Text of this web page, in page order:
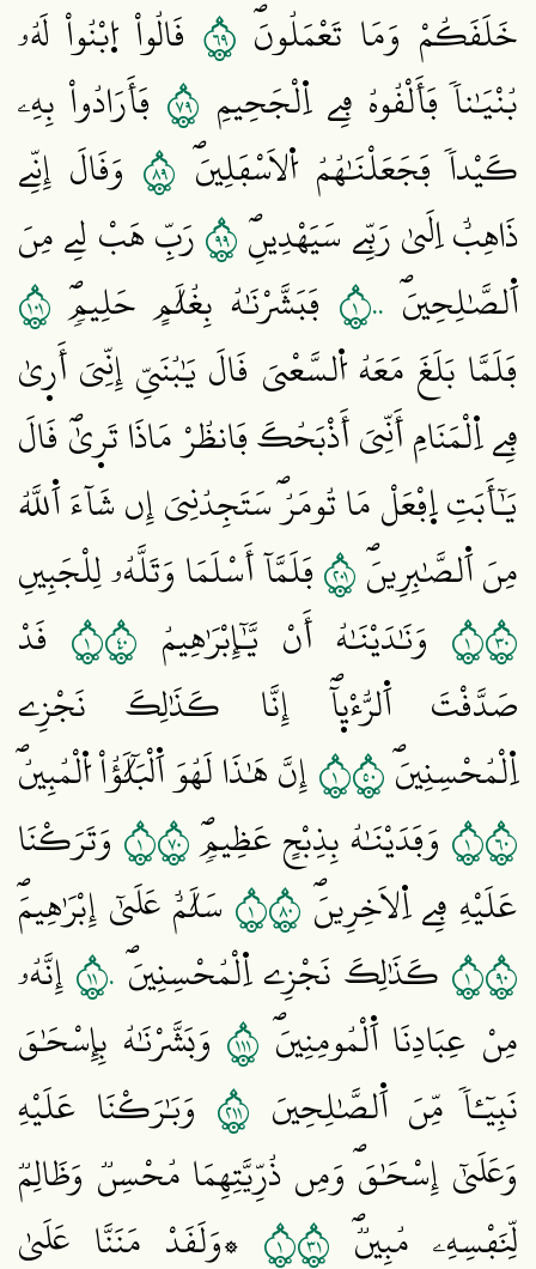
خَلَقَكُمْ وَمَا تَعْمَلُونَۖ ٩٦ قَالُواْ اُ۪بْنُواْ لَهُۥ
بُنْيَٰناٗ فَأَلْقُوهُ فِے اِ۬لْجَحِيمِ ٩٧ فَأَرَادُواْ بِهِۦ
كَيْداٗ فَجَعَلْنَٰهُمُ اُ۬لَاسْفَلِينَۖ ٩٨ وَقَالَ إِنِّے
ذَاهِبٌ اِلَيٰ رَبِّے سَيَهْدِينِۖ٩٩رَبِّ هَبْ لِے مِنَ
اَ۬لصَّٰلِحِينَۖ ١٠٠ فَبَشَّرْنَٰهُ بِغُلَٰمٍ حَلِيمٖۖ ١٠١
فَلَمَّا بَلَغَ مَعَهُ اُ۬لسَّعْيَ قَالَ يَٰبُنَيِّ إِنِّيَ أَر۪يٰ
فِے اِ۬لْمَنَامِ أَنِّيَ أَذْبَحُكَ فَانظُرْ مَاذَا تَر۪يٰۖ قَالَ
يَٰٓأَبَتِ اِ۪فْعَلْ مَا تُومَرُۖ سَتَجِدُنِيَ إِن شَآءَ اَ۬للَّهُ
مِنَ اَ۬لصَّٰبِرِينَۖ١٠٢فَلَمَّآ أَسْلَمَا وَتَلَّهُۥ لِلْجَبِينِ
١٠٣ وَنَٰدَيْنَٰهُ أَنْ يَّٰٓإِبْرَٰهِيمُ ١٠٤ قَدْ
صَدَّقْتَ اَ۬لرُّءْي۪آۖ إِنَّا كَذَٰلِكَ نَجْزِے
اِ۬لْمُحْسِنِينَۖ١٠٥إِنَّ هَٰذَا لَهُوَ اَ۬لْبَلَٰٓؤُاْ اُ۬لْمُبِينُۖ
١٠٦ وَفَدَيْنَٰهُ بِذِبْحٍ عَظِيمٖۖ١٠٧ وَتَرَكْنَا
عَلَيْهِ فِے اِ۬لَاخِرِينَۖ١٠٨ سَلَٰمٌ عَلَيٰٓ إِبْرَٰهِيمَۖ
١٠٩ كَذَٰلِكَ نَجْزِے اِ۬لْمُحْسِنِينَۖ١١٠إِنَّهُۥ
مِنْ عِبَادِنَا اَ۬لْمُومِنِينَۖ ١١١ وَبَشَّرْنَٰهُ بِإِسْحَٰقَ
نَبِيٓـٔاٗ مِّنَ اَ۬لصَّٰلِحِينَ ١١٢ وَبَٰرَكْنَا عَلَيْهِ
وَعَلَيٰٓ إِسْحَٰقَۖ وَمِن ذُرِّيَّتِهِمَا مُحْسِنٞ وَظَالِمٞ
لِّنَفْسِهِۦ مُبِينٞۖ ١١٣ ۞وَلَقَدْ مَنَنَّا عَلَيٰ